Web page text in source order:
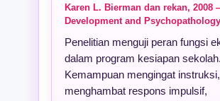
Karen L. Bierman dan rekan, 2008
Development and Psychopathology
Penelitian menguji peran fungsi
dalam program kesiapan sekolah.
Kemampuan mengingat instruksi,
menghambat respons impulsif,